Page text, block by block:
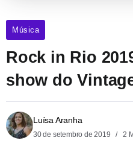
Música
Rock in Rio
show do
Luísa Aranha
30 de setembro de 2019 2